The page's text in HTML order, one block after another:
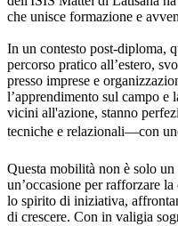
che unisce formazione e
In un contesto post-diploma,
percorso pratico all’estero,
presso imprese e
l’apprendimento sul campo e
vicini all'azione, stanno
tecniche e relazionali—con
Questa mobilità non è solo
un’occasione per rafforzare
lo spirito di iniziativa,
di crescere. Con in valigia